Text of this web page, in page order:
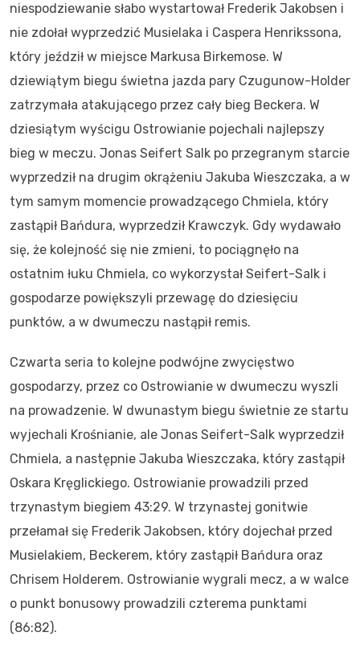
niespodziewanie słabo wystartował Frederik Jakobsen i
nie zdołał wyprzedzić Musielaka i Caspera Henrikssona,
który jeździł w miejsce Markusa Birkemose. W
dziewiątym biegu świetna jazda pary Czugunow-Holder
zatrzymała atakującego przez cały bieg Beckera. W
dziesiątym wyścigu Ostrowianie pojechali najlepszy
bieg w meczu. Jonas Seifert Salk po przegranym starcie
wyprzedził na drugim okrążeniu Jakuba Wieszczaka, a w
tym samym momencie prowadzącego Chmiela, który
zastąpił Bańdura, wyprzedził Krawczyk. Gdy wydawało
się, że kolejność się nie zmieni, to pociągnęło na
ostatnim łuku Chmiela, co wykorzystał Seifert-Salk i
gospodarze powiększyli przewagę do dziesięciu
punktów, a w dwumeczu nastąpił remis.
Czwarta seria to kolejne podwójne zwycięstwo
gospodarzy, przez co Ostrowianie w dwumeczu wyszli
na prowadzenie. W dwunastym biegu świetnie ze startu
wyjechali Krośnianie, ale Jonas Seifert-Salk wyprzedził
Chmiela, a następnie Jakuba Wieszczaka, który zastąpił
Oskara Kręglickiego. Ostrowianie prowadzili przed
trzynastym biegiem 43:29. W trzynastej gonitwie
przełamał się Frederik Jakobsen, który dojechał przed
Musielakiem, Beckerem, który zastąpił Bańdura oraz
Chrisem Holderem. Ostrowianie wygrali mecz, a w walce
o punkt bonusowy prowadzili czterema punktami
(86:82).